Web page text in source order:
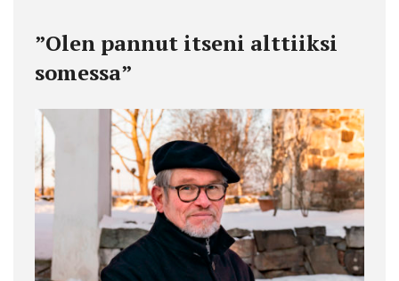
”Olen pannut itseni alttiiksi
somessa”